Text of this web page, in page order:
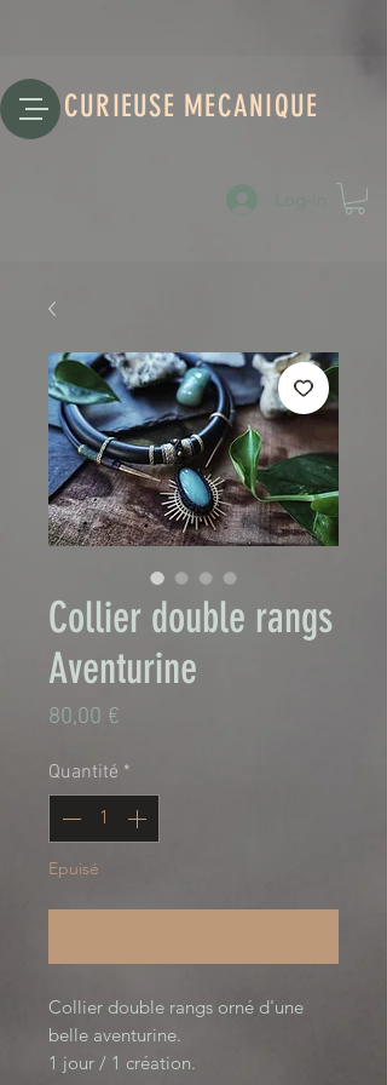
CURIEUSE MECANIQUE
Log-in
Collier double rangs
Aventurine
80,00 €
Quantité *
Epuisé
Collier double rangs orné d'une
belle aventurine.
1 jour / 1 création.